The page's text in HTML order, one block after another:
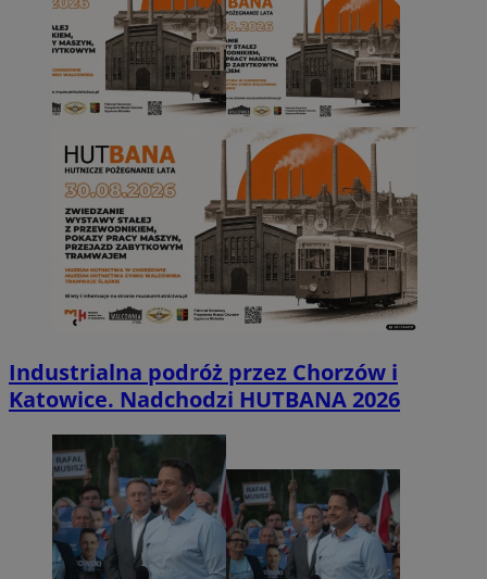
Industrialna podróż przez Chorzów i
Katowice. Nadchodzi HUTBANA 2026